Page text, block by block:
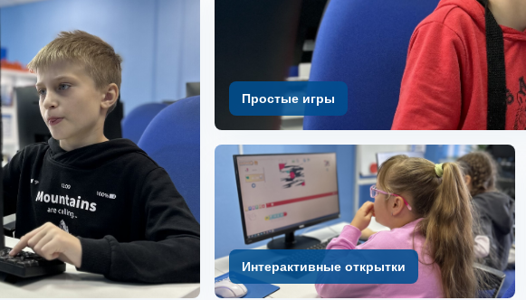
Простые игры
Интерактивные открытки